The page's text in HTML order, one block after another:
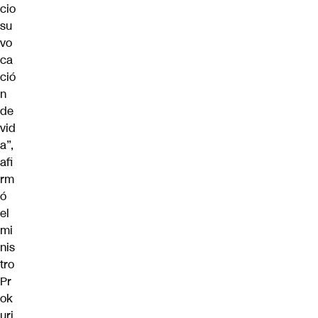
cio
su
vo
ca
ció
n
de
vid
a”,
afi
rm
ó
el
mi
nis
tro
Pr
ok